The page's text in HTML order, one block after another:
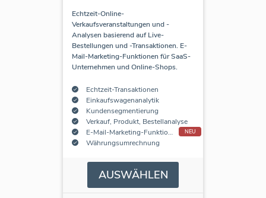
Echtzeit-Online-
Verkaufsveranstaltungen und -
Analysen basierend auf Live-
Bestellungen und -Transaktionen. E-
Mail-Marketing-Funktionen für SaaS-
Unternehmen und Online-Shops.
Echtzeit-Transaktionen
Einkaufswagenanalytik
Kundensegmentierung
Verkauf, Produkt, Bestellanalyse
E-Mail-Marketing-Funktionen
NEU
Währungsumrechnung
AUSWÄHLEN